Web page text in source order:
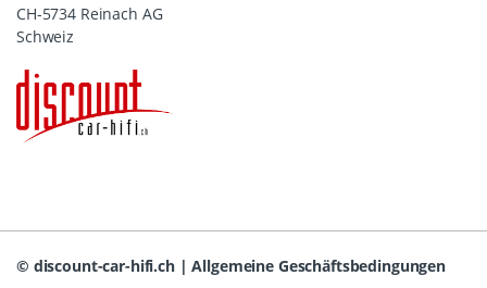
CH-5734 Reinach AG
Schweiz
© discount-car-hifi.ch|Allgemeine Geschäftsbedingungen